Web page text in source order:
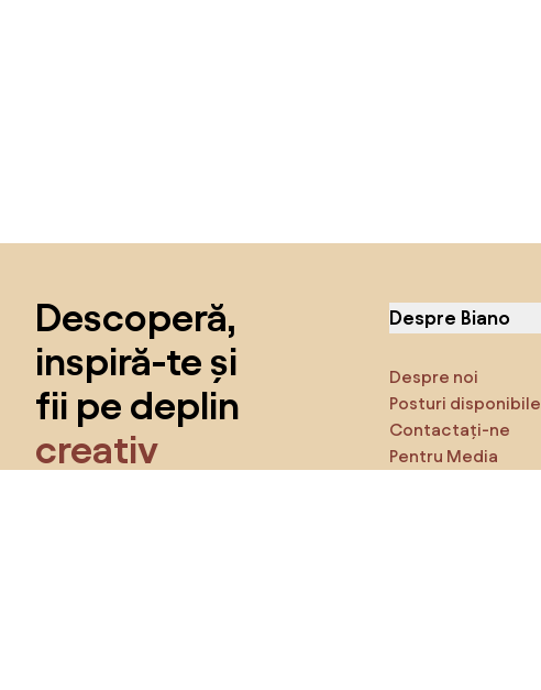
Descoperă,
inspiră-te și
fii pe deplin
creativ
Despre Biano
Despre noi
Posturi disponibile
Contactați-ne
Pentru Media